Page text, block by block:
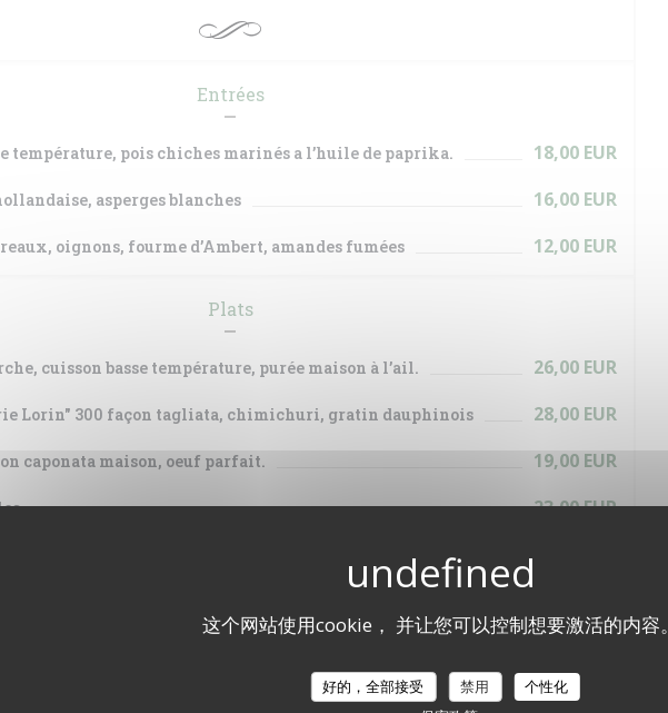
这个网站使用cookie， 并让您可以控制想要激活的内容。
好的，全部接受 禁用
个性化
Entrées
température, pois chiches marinés a l’huile de paprika. 18,00 EUR
asperges blanches 16,00 EUR
oignons, fourme d’Ambert, amandes fumées 12,00 EUR
Plats
cuisson basse température, purée maison à l’ail. 26,00 EUR
Lorin" 300 façon tagliata, chimichuri, gratin dauphinois 28,00 EUR
caponata maison, oeuf parfait. 19,00 EUR
23,00 EUR